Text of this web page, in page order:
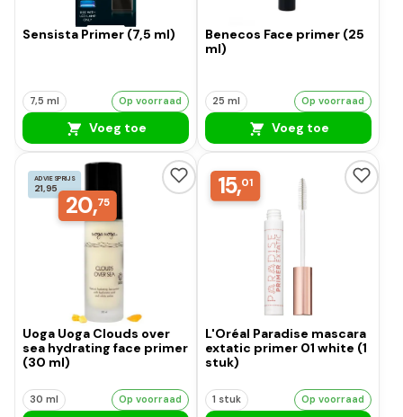
Sensista Primer (7,5 ml)
7,5 ml Op voorraad
Voeg toe
Benecos Face primer (25
ml)
25 ml Op voorraad
Voeg toe
ADVIESPRIJS
21,95
20,75
Uoga Uoga Clouds over
sea hydrating face primer
(30 ml)
30 ml Op voorraad
15,01
L'Oréal Paradise mascara
extatic primer 01 white (1
stuk)
1 stuk Op voorraad